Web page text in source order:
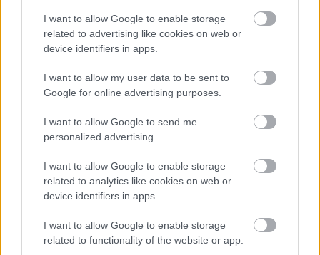
I want to allow Google to enable storage
related to advertising like cookies on web or
device identifiers in apps.
I want to allow my user data to be sent to
Google for online advertising purposes.
I want to allow Google to send me
personalized advertising.
I want to allow Google to enable storage
related to analytics like cookies on web or
device identifiers in apps.
I want to allow Google to enable storage
related to functionality of the website or app.
KIVÁLÓ PROGRAM VÁR MINDENKIT EZEN A HÉTVÉGÉN
GYŐRBEN
Majka koncert, jóga szeánsz, “borhajózás” és egy csomó minden
Szólj hozzá!